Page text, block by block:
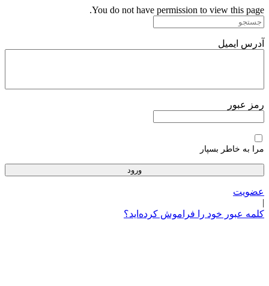
پرش
به
You do not have permission to view this page.
آدرس ایمیل
رمز عبور
مرا به خاطر بسپار
عضویت
|
کلمه عبور خود را فراموش کرده‌اید؟